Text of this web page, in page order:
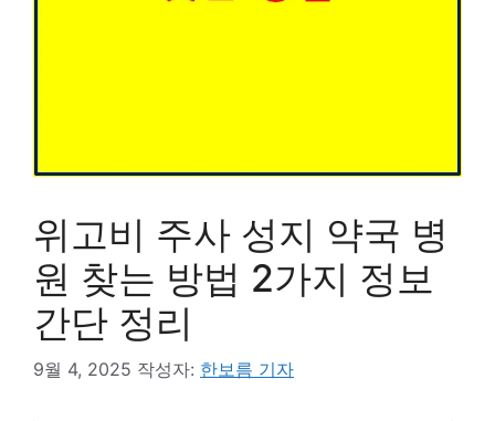
위고비 주사 성지 약국 병
원 찾는 방법 2가지 정보
간단 정리
9월 4, 2025 작성자: 한보름 기자